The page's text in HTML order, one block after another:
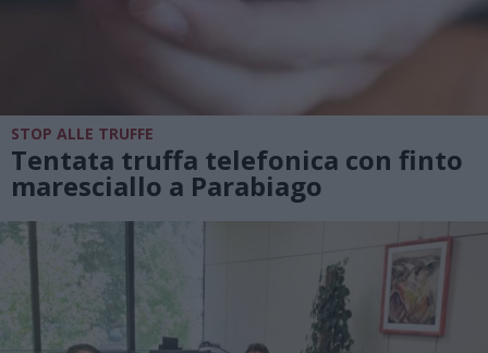
STOP ALLE TRUFFE
Tentata truffa telefonica con finto
maresciallo a Parabiago